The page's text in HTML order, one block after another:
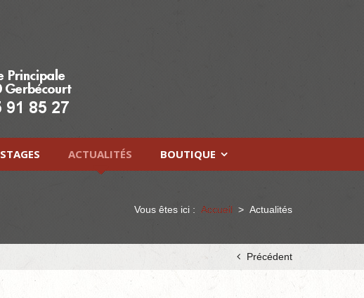
STAGES ACTUALITÉS BOUTIQUE
Vous êtes ici :Accueil>Actualités
Précédent